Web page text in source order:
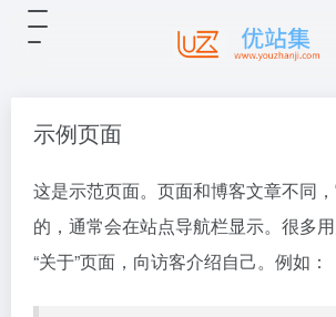
示例页面
这是示范页面。页面和博客文章不同
的，通常会在站点导航栏显示。很多
“关于”页面，向访客介绍自己。例如：